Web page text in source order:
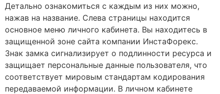
Детально ознакомиться с каждым из них можно,
нажав на название. Слева страницы находится
основное меню личного кабинета. Вы находитесь в
защищенной зоне сайта компании ИнстаФорекс.
Знак замка сигнализирует о подлинности ресурса и
защищает персональные данные пользователя, что
соответствует мировым стандартам кодирования
передаваемой информации. В личном кабинете